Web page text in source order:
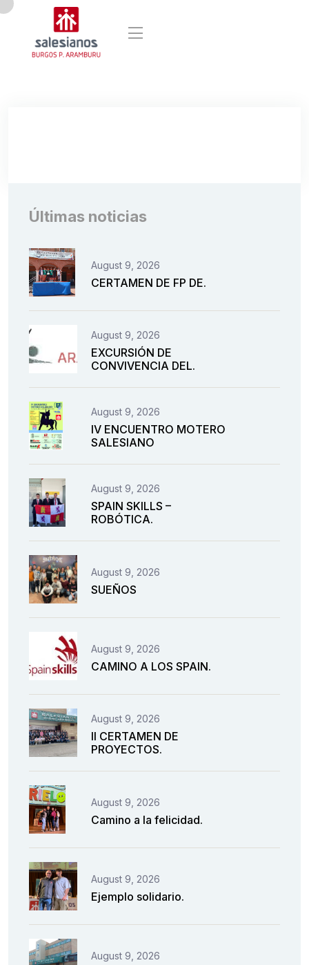
Últimas noticias
August 9, 2026
CERTAMEN DE FP DE.
August 9, 2026
EXCURSIÓN DE
CONVIVENCIA DEL.
August 9, 2026
IV ENCUENTRO MOTERO
SALESIANO
August 9, 2026
SPAIN SKILLS –
ROBÓTICA.
August 9, 2026
SUEÑOS
August 9, 2026
CAMINO A LOS SPAIN.
August 9, 2026
II CERTAMEN DE
PROYECTOS.
August 9, 2026
Camino a la felicidad.
August 9, 2026
Ejemplo solidario.
August 9, 2026